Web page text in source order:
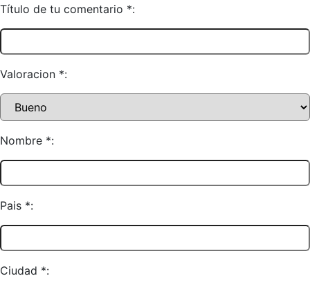
Título de tu comentario *:
Valoracion *:
Nombre *:
Pais *:
Ciudad *: